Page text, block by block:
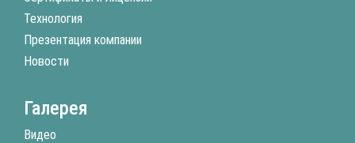
Технология
Презентация компании
Новости
Галерея
Видео